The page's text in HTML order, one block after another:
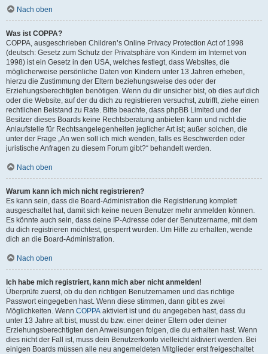
Nach oben
Was ist COPPA?
COPPA, ausgeschrieben Children’s Online Privacy Protection Act of 1998
(deutsch: Gesetz zum Schutz der Privatsphäre von Kindern im Internet von
1998) ist ein Gesetz in den USA, welches festlegt, dass Websites, die
möglicherweise persönliche Daten von Kindern unter 13 Jahren erheben,
hierzu die Zustimmung der Eltern beziehungsweise des oder der
Erziehungsberechtigten benötigen. Wenn du dir unsicher bist, ob dies auf dich
oder die Website, auf der du dich zu registrieren versuchst, zutrifft, ziehe einen
rechtlichen Beistand zu Rate. Bitte beachte, dass phpBB Limited und der
Besitzer dieses Boards keine Rechtsberatung anbieten kann und nicht die
Anlaufstelle für Rechtsangelegenheiten jeglicher Art ist; außer solchen, die
unter der Frage „An wen soll ich mich wenden, falls es Beschwerden oder
juristische Anfragen zu diesem Forum gibt?“ behandelt werden.
Nach oben
Warum kann ich mich nicht registrieren?
Es kann sein, dass die Board-Administration die Registrierung komplett
ausgeschaltet hat, damit sich keine neuen Benutzer mehr anmelden können.
Es könnte auch sein, dass deine IP-Adresse oder der Benutzername, mit dem
du dich registrieren möchtest, gesperrt wurden. Um Hilfe zu erhalten, wende
dich an die Board-Administration.
Nach oben
Ich habe mich registriert, kann mich aber nicht anmelden!
Überprüfe zuerst, ob du den richtigen Benutzernamen und das richtige
Passwort eingegeben hast. Wenn diese stimmen, dann gibt es zwei
Möglichkeiten. Wenn COPPA aktiviert ist und du angegeben hast, dass du
unter 13 Jahre alt bist, musst du bzw. einer deiner Eltern oder deiner
Erziehungsberechtigten den Anweisungen folgen, die du erhalten hast. Wenn
dies nicht der Fall ist, muss dein Benutzerkonto vielleicht aktiviert werden. Bei
einigen Boards müssen alle neu angemeldeten Mitglieder erst freigeschaltet